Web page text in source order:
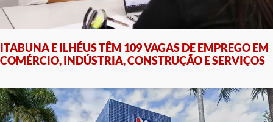
ITABUNA E ILHÉUS TÊM 109 VAGAS DE EMPREGO EM
COMÉRCIO, INDÚSTRIA, CONSTRUÇÃO E SERVIÇOS